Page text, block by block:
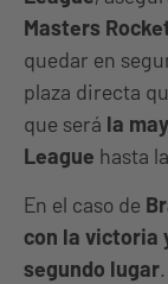
Masters
quedar en
plaza directa
que será la
League hasta
En el caso de
con la victoria
segundo lugar